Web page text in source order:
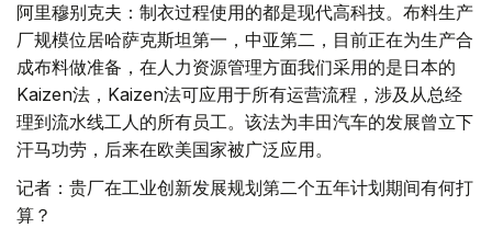
阿里穆别克夫：制衣过程使用的都是现代高科技。布料生产
厂规模位居哈萨克斯坦第一，中亚第二，目前正在为生产合
成布料做准备，在人力资源管理方面我们采用的是日本的
Kaizen法，Kaizen法可应用于所有运营流程，涉及从总经
理到流水线工人的所有员工。该法为丰田汽车的发展曾立下
汗马功劳，后来在欧美国家被广泛应用。
记者：贵厂在工业创新发展规划第二个五年计划期间有何打
算？